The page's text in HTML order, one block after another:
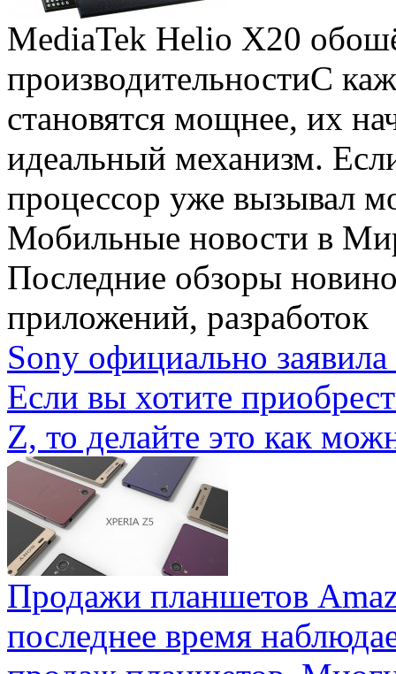
MediaTek Helio X20
производительностиС
становятся мощнее, их
идеальный механизм.
процессор уже вызывал
Мобильные новости в
Последние обзоры
приложений, разработок
Sony официально
Если вы хотите
Z, то делайте это как
Продажи планшетов
последнее время